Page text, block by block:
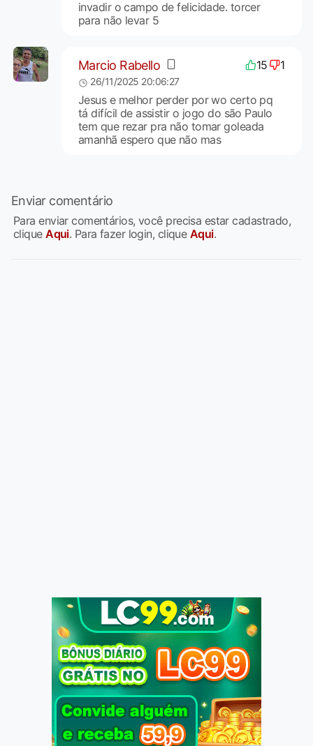
invadir o campo de felicidade. torcer
para não levar 5
Marcio Rabello 15 1
26/11/2025 20:06:27
Jesus e melhor perder por wo certo pq
tá difícil de assistir o jogo do são Paulo
tem que rezar pra não tomar goleada
amanhã espero que não mas
Enviar comentário
Para enviar comentários, você precisa estar cadastrado,
cliqueAqui. Para fazer login, clique Aqui.